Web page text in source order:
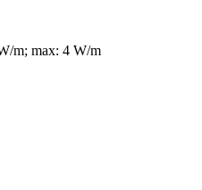
m; max: 4 W/m